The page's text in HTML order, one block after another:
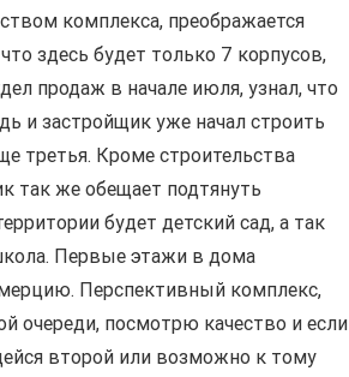
комплекса, преображается
здесь будет только 7 корпусов,
продаж в начале июля, узнал, что
и застройщик уже начал строить
третья. Кроме строительства
так же обещает подтянуть
будет детский сад, а так
Первые этажи в дома
Перспективный комплекс,
очереди, посмотрю качество и если
второй или возможно к тому